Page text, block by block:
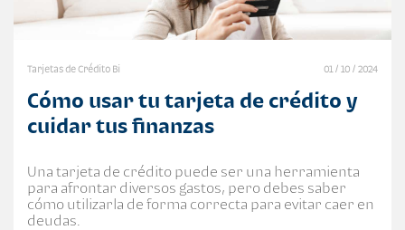
Tarjetas de Crédito Bi 01 / 10 / 2024
Cómo usar tu tarjeta de crédito y
cuidar tus finanzas
Una tarjeta de crédito puede ser una herramienta
para afrontar diversos gastos, pero debes saber
cómo utilizarla de forma correcta para evitar caer en
deudas.